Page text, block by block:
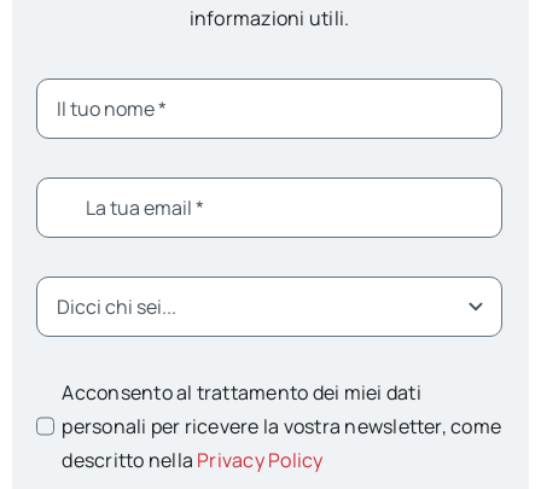
informazioni utili.
Acconsento al trattamento dei miei dati
personali per ricevere la vostra newsletter, come
descritto nella Privacy Policy